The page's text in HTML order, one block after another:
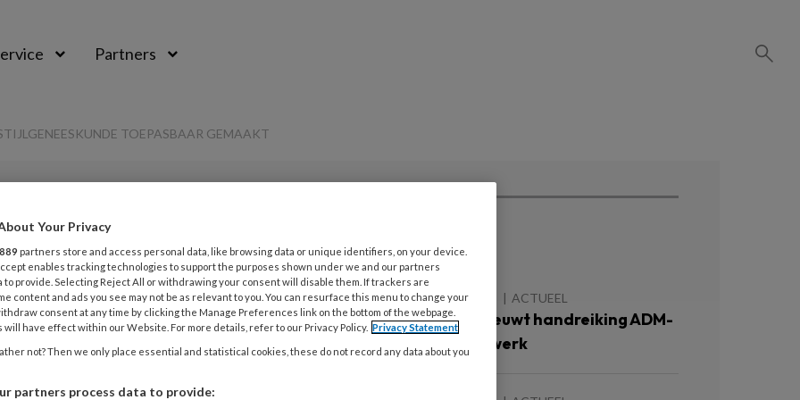
Partners
TOEPASBAAR GEMAAKT
Opslaan Reacties 0 Delen Lees ook
7 AUGUSTUS 2026 ACTUEEL
Trimbos vernieuwt handreiking ADM-
beleid op het werk
Your Privacy
889 partners store and access personal data, like browsing data or unique identifiers, on your device.
enables tracking technologies to support the purposes shown under we and our partners
to provide. Selecting Reject All or withdrawing your consent will disable them. If trackers are
content and ads you see may not be as relevant to you. You can resurface this menu to change your
consent at any time by clicking the Manage Preferences link on the bottom of the webpage.
will have effect within our Website. For more details, refer to our Privacy Policy. Privacy Statement
not? Then we only place essential and statistical cookies, these do not record any data about you
partners process data to provide: